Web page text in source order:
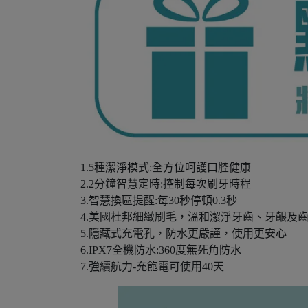
1.5種潔淨模式:全方位呵護口腔健康
2.2分鐘智慧定時:控制每次刷牙時程
3.智慧換區提醒:每30秒停頓0.3秒
4.美國杜邦細緻刷毛，溫和潔淨牙齒、牙齦及
5.隱藏式充電孔，防水更嚴謹，使用更安心
6.IPX7全機防水:360度無死角防水
7.強續航力-充飽電可使用40天